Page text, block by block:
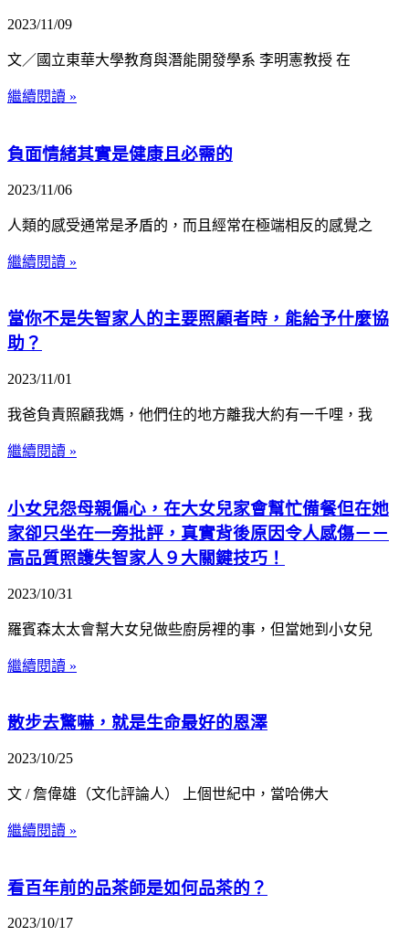
2023/11/09
文／國立東華大學教育與潛能開發學系 李明憲教授 在
繼續閱讀 »
負面情緒其實是健康且必需的
2023/11/06
人類的感受通常是矛盾的，而且經常在極端相反的感覺之
繼續閱讀 »
當你不是失智家人的主要照顧者時，能給予什麼協
助？
2023/11/01
我爸負責照顧我媽，他們住的地方離我大約有一千哩，我
繼續閱讀 »
小女兒怨母親偏心，在大女兒家會幫忙備餐但在她
家卻只坐在一旁批評，真實背後原因令人感傷－－
高品質照護失智家人９大關鍵技巧！
2023/10/31
羅賓森太太會幫大女兒做些廚房裡的事，但當她到小女兒
繼續閱讀 »
散步去驚嚇，就是生命最好的恩澤
2023/10/25
文 / 詹偉雄（文化評論人） 上個世紀中，當哈佛大
繼續閱讀 »
看百年前的品茶師是如何品茶的？
2023/10/17